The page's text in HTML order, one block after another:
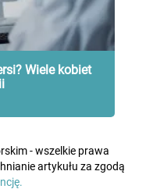
Wiele kobiet
- wszelkie prawa
artykułu za zgodą